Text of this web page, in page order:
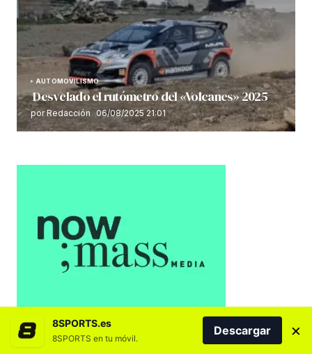
AUTOMOVILISMO
Desvelado el rutómetro del «Volcanes» 2025
por Redacción 06/08/2025 21:01
8SPORTS.es
8SPORTS en tu móvil.
Descargar ×